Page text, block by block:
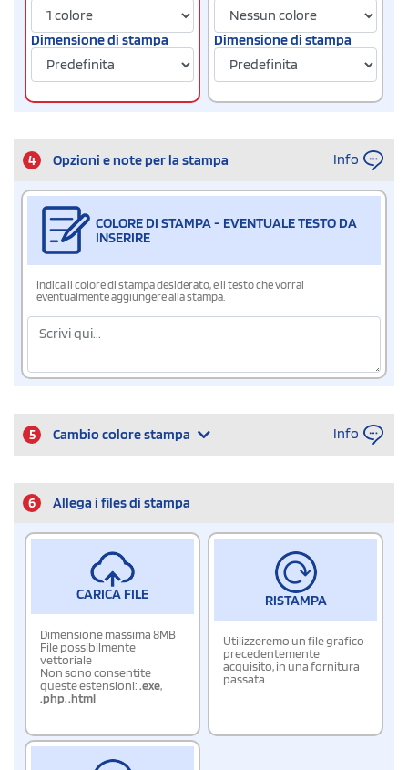
Dimensione di stampa Dimensione di stampa
4 Opzioni e note per la stampa Info
COLORE DI STAMPA - EVENTUALE TESTO DA
INSERIRE
Indica il colore di stampa desiderato, e il testo che vorrai
eventualmente aggiungere alla stampa.
5 Cambio colore stampa Info
6 Allega i files di stampa
CARICA FILE
Dimensione massima 8MB
File possibilmente
vettoriale
Non sono consentite
queste estensioni:.exe,
.php,.html
RISTAMPA
Utilizzeremo un file grafico
precedentemente
acquisito, in una fornitura
passata.